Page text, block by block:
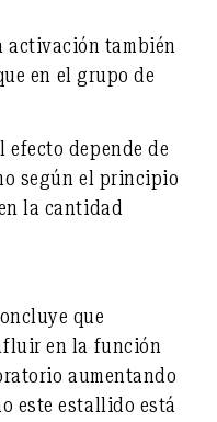
activación también
en el grupo de
efecto depende de
según el principio
la cantidad
que
en la función
aumentando
este estallido está